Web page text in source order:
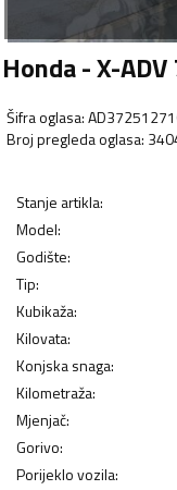
Honda - X-
Šifra oglasa:
Broj pregleda oglasa:
Stanje artikla:
Model:
Godište:
Tip:
Kubikaža:
Kilovata:
Konjska snaga:
Kilometraža:
Mjenjač:
Gorivo:
Porijeklo vozila: